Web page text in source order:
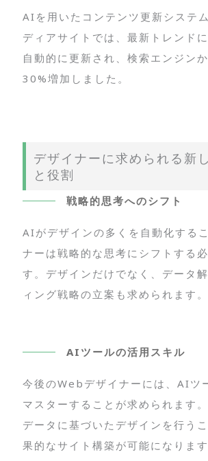
AIを用いたコンテンツ更新システ
ディアサイトでは、最新トレンド
自動的に更新され、検索エンジン
30%増加しました。
デザイナーに求められる新
と役割
戦略的思考へのシフト
AIがデザインの多くを自動化する
ナーは戦略的な思考にシフトする
す。デザインだけでなく、データ
ィング戦略の立案も求められます。
AIツールの活用スキル
今後のWebデザイナーには、AIツ
マスターすることが求められます
データに基づいたデザインを行う
果的なサイト構築が可能になります